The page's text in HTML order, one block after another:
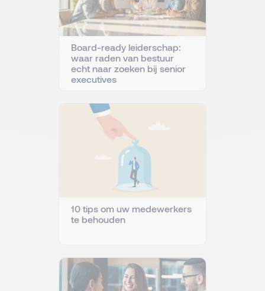
Board-ready leiderschap:
waar raden van bestuur
echt naar zoeken bij senior
executives
10 tips om uw medewerkers
te behouden